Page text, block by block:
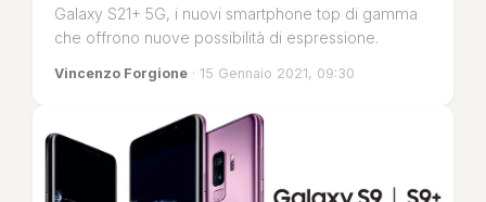
Galaxy S21+ 5G, i nuovi smartphone top di gamma
che offrono nuove possibilità di espressione.
Vincenzo Forgione · 15 Gennaio 2021, 09:30